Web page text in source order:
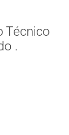
Técnico
.